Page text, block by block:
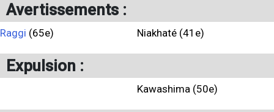
Avertissements :
Raggi (65e) Niakhaté (41e)
Expulsion :
Kawashima (50e)